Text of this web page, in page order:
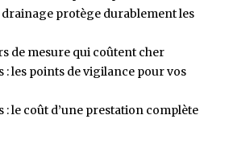
protège durablement les
de mesure qui coûtent cher
: les points de vigilance pour vos
: le coût d’une prestation complète